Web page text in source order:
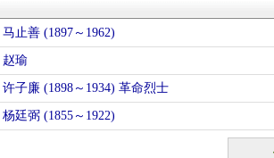
马止善 (1897～1962)
赵瑜
许子廉 (1898～1934) 革命烈士
杨廷弼 (1855～1922)